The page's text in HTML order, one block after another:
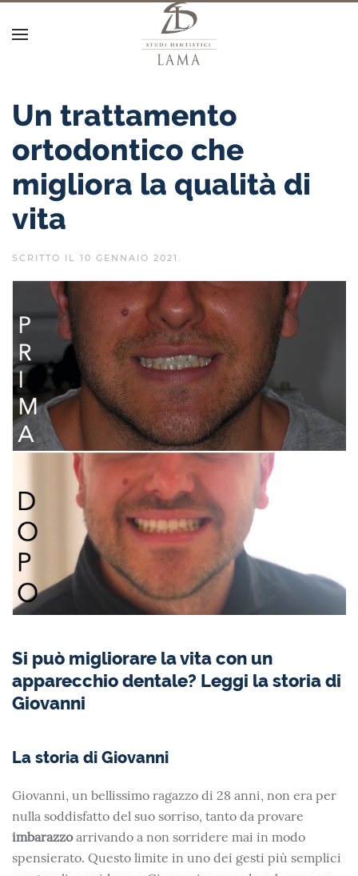
Un trattamento
ortodontico che
migliora la qualità di
vita
SCRITTO IL 10 GENNAIO 2021 .
Si può migliorare la vita con un
apparecchio dentale? Leggi la storia di
Giovanni
La storia di Giovanni
Giovanni, un bellissimo ragazzo di 28 anni, non era per
nulla soddisfatto del suo sorriso, tanto da provare
imbarazzoarrivando a non sorridere mai in modo
spensierato. Questo limite in uno dei gesti più semplici